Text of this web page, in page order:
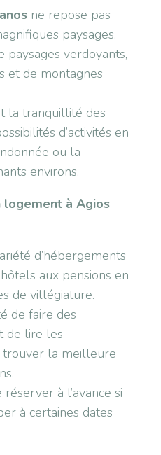
ne repose pas
paysages.
paysages verdoyants,
et de montagnes
la tranquillité des
d’activités en
ou la
environs.
logement à Agios
d’hébergements
aux pensions en
de villégiature.
de faire des
de lire les
trouver la meilleure
à l’avance si
à certaines dates